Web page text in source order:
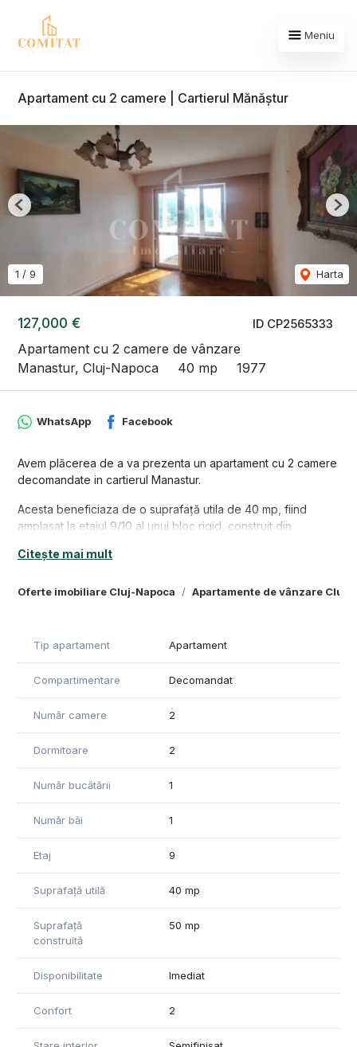
Meniu
Apartament cu 2 camere | Cartierul Mănăștur
ID CP2565333
127,000 €
Apartament cu 2 camere de vânzare
Manastur, Cluj-Napoca
40 mp 1977
1 / 9 Harta
Previous
Oferte imobiliare Cluj-Napoca Apartamente de vânzare Cluj-
WhatsApp Facebook
Avem plăcerea de a va prezenta un apartament cu 2 camere
decomandate in cartierul Manastur.
Acesta beneficiaza de o suprafață utila de 40 mp, fiind
amplasat la etajul 9/10 al unui bloc rigid, construit din
Este compartimentat in felul urmator: 2 camere decomandate,
parchet din lemn masiv. Imobilul în care se află apartamentul
este izolat, casa scării și liftul fiind recent renovate.
Se vinde împreună cu beci în scara blocului.
Este aproape de mijloacele de transport în comun, într-o
zonă liniștită la 2 minute de baza sportivă Unirea și de
pădure.
proprietar. Agenția nu își asumă responsabilitatea pentru
informațiile prezentate.
Citește mai mult
Tip apartament Apartament
Compartimentare Decomandat
Număr camere 2
Dormitoare 2
Număr bucătării 1
Număr băi 1
Etaj 9
Suprafață utilă 40 mp
Suprafață
construită
50 mp
Disponibilitate Imediat
Confort 2